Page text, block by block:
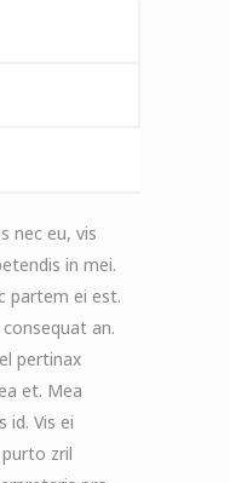
nec eu, vis
in mei.
partem ei est.
an.
pertinax
et. Mea
id. Vis ei
zril